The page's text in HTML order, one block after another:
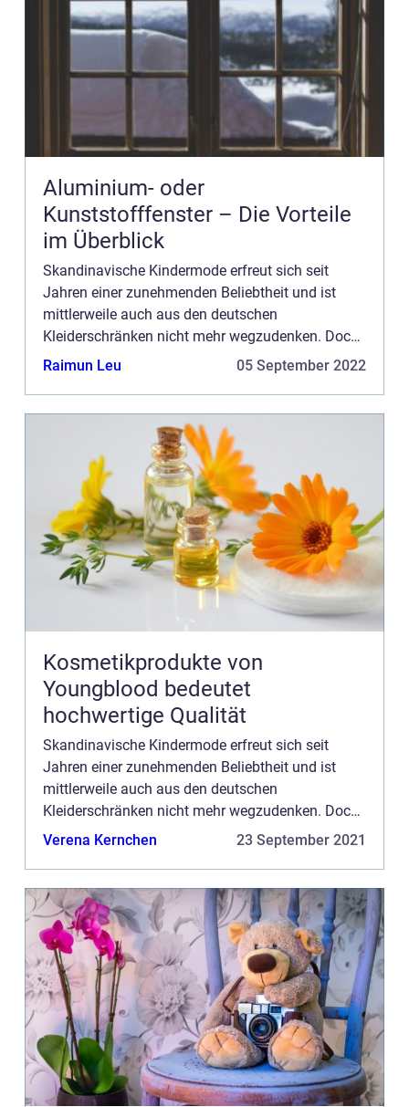
Aluminium- oder
Kunststofffenster – Die Vorteile
im Überblick
Skandinavische Kindermode erfreut sich seit
Jahren einer zunehmenden Beliebtheit und ist
mittlerweile auch aus den deutschen
Kleiderschränken nicht mehr wegzudenken. Doch
was machen schwedische und dänische Labels
Raimun Leu 05 September 2022
Kosmetikprodukte von
Youngblood bedeutet
hochwertige Qualität
Skandinavische Kindermode erfreut sich seit
Jahren einer zunehmenden Beliebtheit und ist
mittlerweile auch aus den deutschen
Kleiderschränken nicht mehr wegzudenken. Doch
was machen schwedische und dänische Labels
Verena Kernchen 23 September 2021